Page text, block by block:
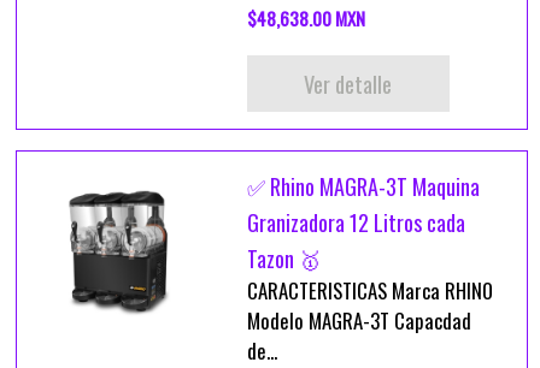
$48,638.00 MXN
Ver detalle
✅ Rhino MAGRA-3T Maquina
Granizadora 12 Litros cada
Tazon 🥇
CARACTERISTICAS Marca RHINO
Modelo MAGRA-3T Capacdad
de...